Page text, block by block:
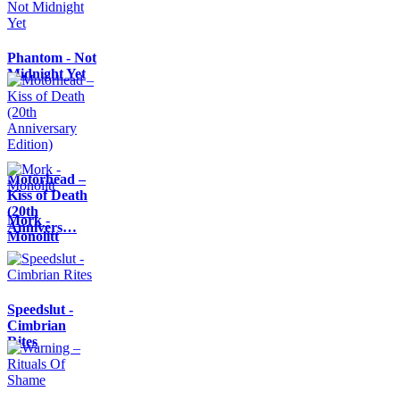
Phantom - Not
Midnight Yet
Motörhead –
Kiss of Death
(20th
Annivers…
Mork -
Monolitt
Speedslut -
Cimbrian
Rites